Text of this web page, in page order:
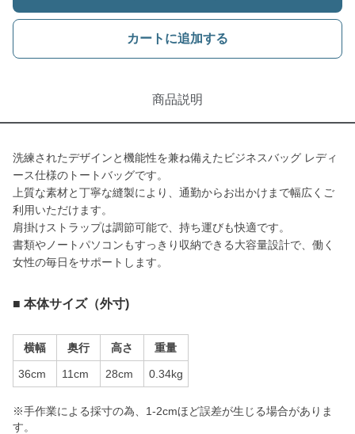
カートに追加する
商品説明
洗練されたデザインと機能性を兼ね備えたビジネスバッグ レディ
ース仕様のトートバッグです。
上質な素材と丁寧な縫製により、通勤からお出かけまで幅広くご
利用いただけます。
肩掛けストラップは調節可能で、持ち運びも快適です。
書類やノートパソコンもすっきり収納できる大容量設計で、働く
女性の毎日をサポートします。
■ 本体サイズ（外寸)
横幅 奥行 高さ 重量
36cm 11cm 28cm 0.34kg
※手作業による採寸の為、1-2cmほど誤差が生じる場合がありま
す。